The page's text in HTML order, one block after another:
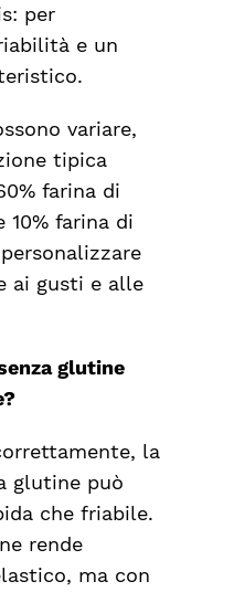
: per
e un
variare,
tipica
farina di
10% farina di
ai gusti e alle
glutine
la
glutine può
che friabile.
rende
ma con